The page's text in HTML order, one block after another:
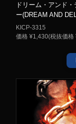
ドリーム・アンド・
ー(DREAM AND
KICP-3315
価格 ¥1,430(税抜価格